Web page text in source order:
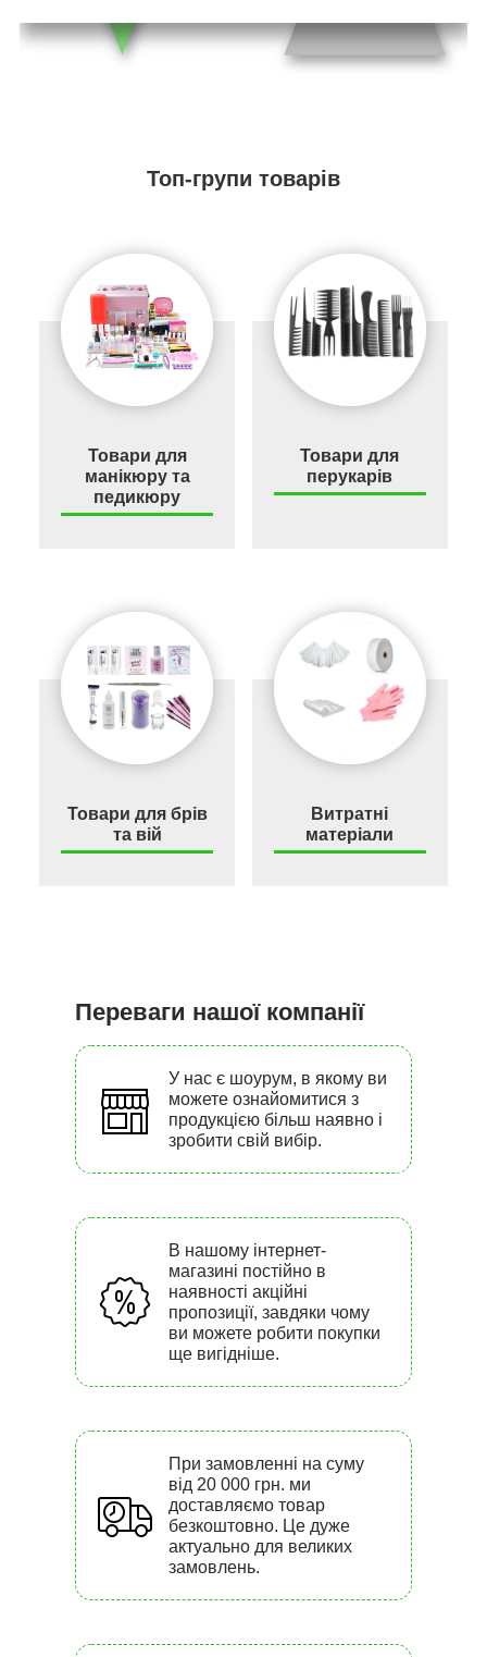
Топ-групи товарів
Товари для
манікюру та
педикюру
Товари для
перукарів
Товари для брів
та вій
Витратні
матеріали
Переваги нашої компанії
У нас є шоурум, в якому ви
можете ознайомитися з
продукцією більш наявно і
зробити свій вибір.
В нашому інтернет-
магазині постійно в
наявності акційні
пропозиції, завдяки чому
ви можете робити покупки
ще вигідніше.
При замовленні на суму
від 20 000 грн. ми
доставляємо товар
безкоштовно. Це дуже
актуально для великих
замовлень.